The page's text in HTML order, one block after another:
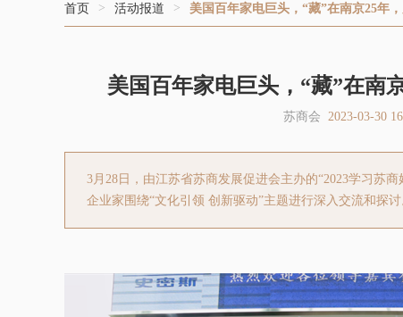
首页 > 活动报道 > 美国百年家电巨头，“藏”在南京25年
美国百年家电巨头，“藏”在南
苏商会 2023-03-30
3月28日，由江苏省苏商发展促进会主办的“2023学习苏
企业家围绕“文化引领 创新驱动”主题进行深入交流和探讨